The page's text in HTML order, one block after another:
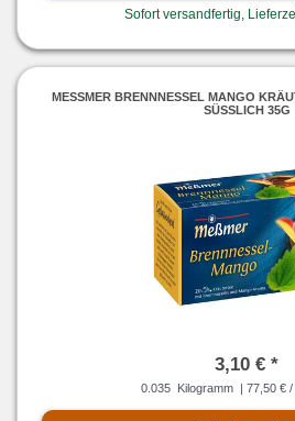
Sofort versandfertig,
MESSMER BRENNNESSEL MANGO
ÜSSLICH 35G
3,10 € *
0.035 Kilogramm | 77,50 €